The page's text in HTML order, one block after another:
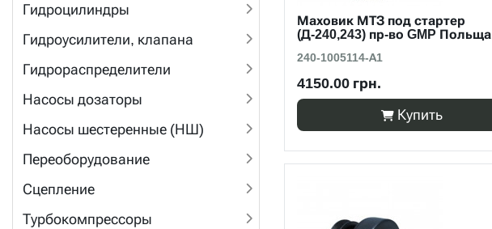
Гидроцилиндры
Гидроусилители, клапана
Гидрораспределители
Насосы дозаторы
Насосы шестеренные (НШ)
Переоборудование
Сцепление
Турбокомпрессоры
Маховик МТЗ под стартер
(Д-240,243) пр-во GMP Польща
240-1005114-А1
4150.00 грн.
Купить